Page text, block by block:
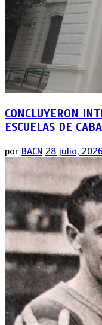
CONCLUYERON
ESCUELAS DE CABA
por BACN 28 julio, 2026